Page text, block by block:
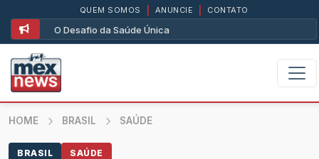
O Desafio da Saúde Única
QUEM SOMOS ANUNCIE CONTATO
HOME BRASIL SAÚDE
BRASIL SAÚDE